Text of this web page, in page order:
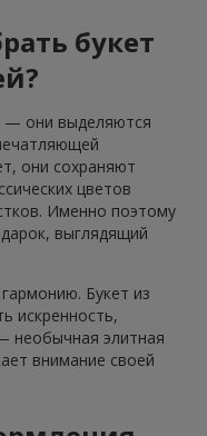
букет
— они выделяются
они сохраняют
цветов
Именно поэтому
выглядящий
Букет из
искренность,
необычная элитная
внимание своей